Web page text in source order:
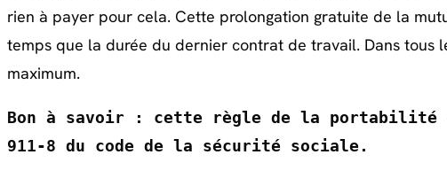
rien à payer pour cela. Cette prolongation gratuite de la
temps que la durée du dernier contrat de travail. Dans tous
maximum.
Bon à savoir : cette règle de la
911-8 du code de la sécurité sociale.